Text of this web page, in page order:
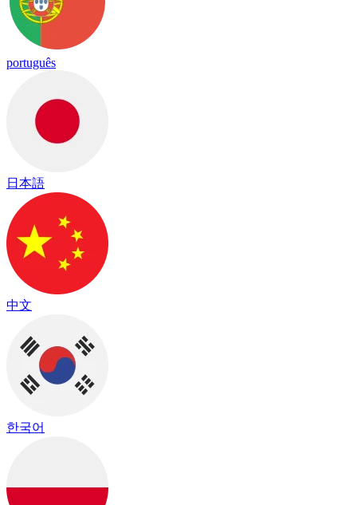
português
日本語
中文
한국어